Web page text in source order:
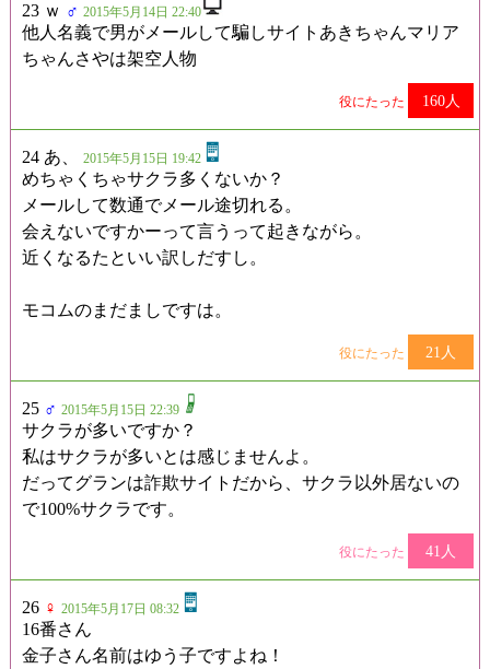
23 ｗ ♂ 2015年5月14日 22:40
他人名義で男がメールして騙しサイトあきちゃんマリア
ちゃんさやは架空人物
役にたった 160人
24 あ、 2015年5月15日 19:42
めちゃくちゃサクラ多くないか？
メールして数通でメール途切れる。
会えないですかーって言うって起きながら。
近くなるたといい訳しだすし。
モコムのまだましですは。
役にたった 21人
25 ♂ 2015年5月15日 22:39
サクラが多いですか？
私はサクラが多いとは感じませんよ。
だってグランは詐欺サイトだから、サクラ以外居ないの
で100%サクラです。
役にたった 41人
26 ♀ 2015年5月17日 08:32
16番さん
金子さん名前はゆう子ですよね！